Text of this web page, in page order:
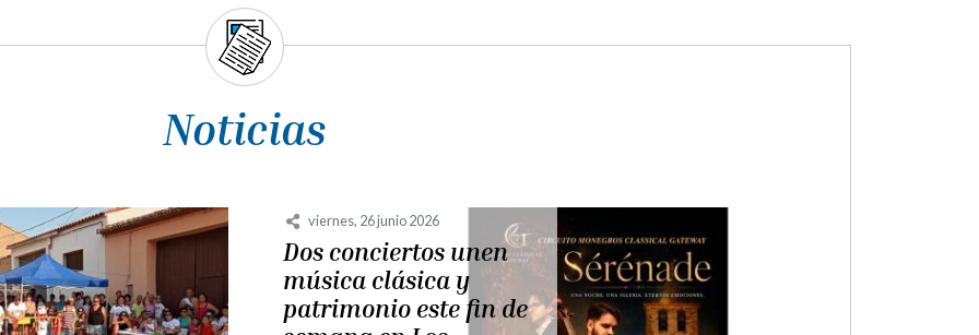
Noticiasjueves, 7 mayo 2026
pensamiento crítico
en un fin de semana
de divulgación
cultural